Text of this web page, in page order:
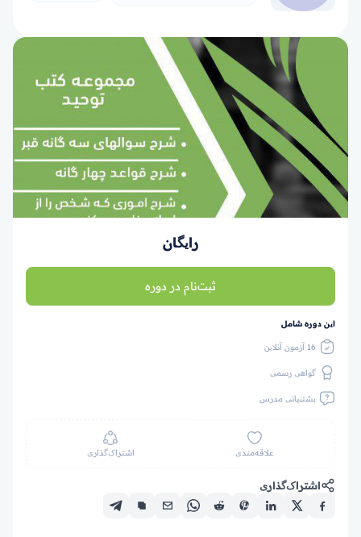
رایگان
ثبت‌نام در دوره
این دوره شامل
16 آزمون آنلاین
گواهی رسمی
پشتیبانی مدرس
علاقه‌مندی اشتراک‌گذاری
اشتراک‌گذاری